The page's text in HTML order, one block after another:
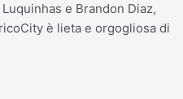
e Brandon Diaz,
è lieta e orgogliosa di